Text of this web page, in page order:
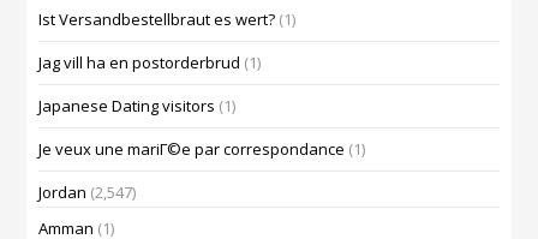
Ist Versandbestellbraut es wert? (1)
Jag vill ha en postorderbrud (1)
Japanese Dating visitors (1)
Je veux une mariГ©e par correspondance (1)
Jordan (2,547)
Amman (1)